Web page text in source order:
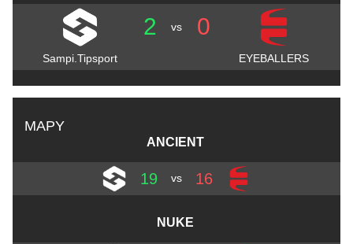
2 vs 0
Sampi.Tipsport EYEBALLERS
MAPY
ANCIENT
19 vs 16
NUKE